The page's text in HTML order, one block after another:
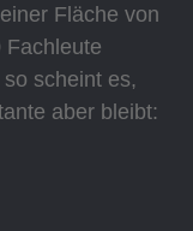
Fläche von
Fachleute
scheint es,
aber bleibt: